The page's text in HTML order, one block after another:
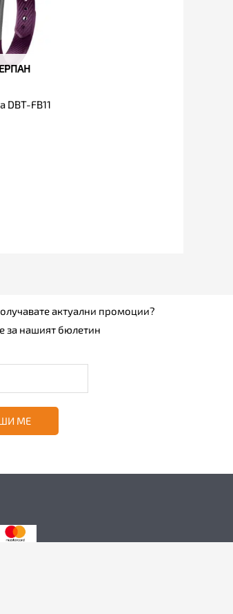
DBT-FB11
актуални промоции?
за нашият бюлетин
МЕ